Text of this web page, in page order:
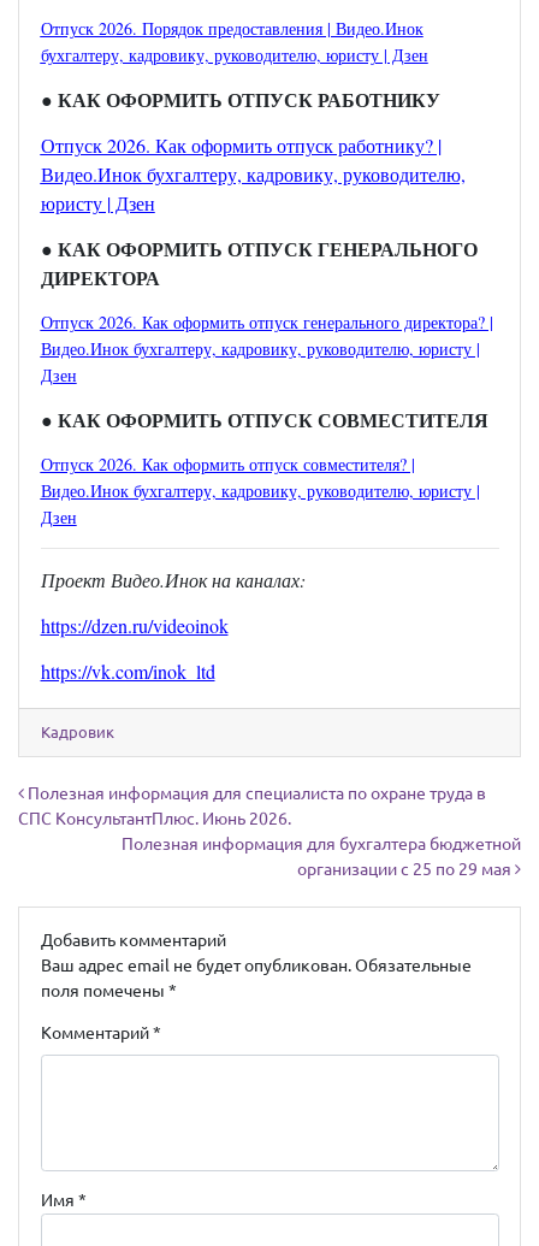
Отпуск 2026. Порядок предоставления | Видео.Инок
бухгалтеру, кадровику, руководителю, юристу | Дзен
● КАК ОФОРМИТЬ ОТПУСК РАБОТНИКУ
Отпуск 2026. Как оформить отпуск работнику? |
Видео.Инок бухгалтеру, кадровику, руководителю,
юристу | Дзен
● КАК ОФОРМИТЬ ОТПУСК ГЕНЕРАЛЬНОГО
ДИРЕКТОРА
Отпуск 2026. Как оформить отпуск генерального директора? |
Видео.Инок бухгалтеру, кадровику, руководителю, юристу |
Дзен
● КАК ОФОРМИТЬ ОТПУСК СОВМЕСТИТЕЛЯ
Отпуск 2026. Как оформить отпуск совместителя? |
Видео.Инок бухгалтеру, кадровику, руководителю, юристу |
Дзен
Проект Видео.Инок на каналах:
https://dzen.ru/videoinok
https://vk.com/inok_ltd
Кадровик
Навигация по записям
Полезная информация для специалиста по охране труда в
СПС КонсультантПлюс. Июнь 2026.
Полезная информация для бухгалтера бюджетной
организации с 25 по 29 мая
Добавить комментарий
Ваш адрес email не будет опубликован. Обязательные
поля помечены *
Комментарий*
Имя *